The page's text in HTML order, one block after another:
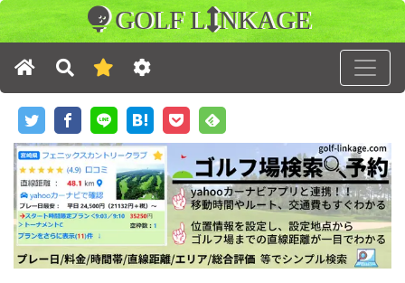
GOLF L NKAGE